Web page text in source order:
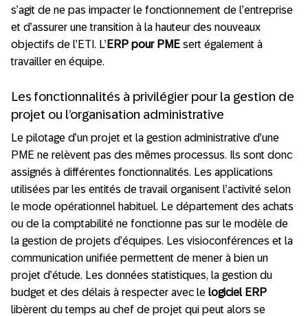
s’agit de ne pas impacter le fonctionnement de l’entreprise
et d’assurer une transition à la hauteur des nouveaux
objectifs de l’ETI. L’ ERP pour PME sert également à
travailler en équipe.
Les fonctionnalités à privilégier pour la gestion de
projet ou l’organisation administrative
Le pilotage d’un projet et la gestion administrative d’une
PME ne relèvent pas des mêmes processus. Ils sont donc
assignés à différentes fonctionnalités. Les applications
utilisées par les entités de travail organisent l’activité selon
le mode opérationnel habituel. Le département des achats
ou de la comptabilité ne fonctionne pas sur le modèle de
la gestion de projets d’équipes. Les visioconférences et la
communication unifiée permettent de mener à bien un
projet d’étude. Les données statistiques, la gestion du
budget et des délais à respecter avec le logiciel ERP
libèrent du temps au chef de projet qui peut alors se